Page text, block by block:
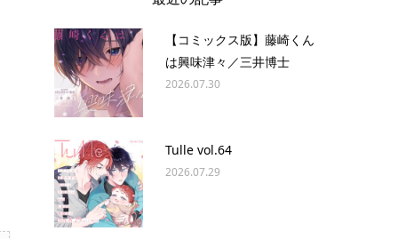
【コミックス版】藤崎くん
は興味津々／三井博士
2026.07.30
Tulle vol.64
2026.07.29